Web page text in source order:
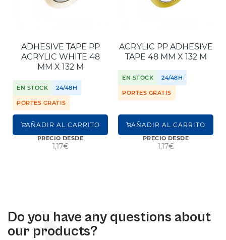
ADHESIVE TAPE PP
ACRYLIC WHITE 48
MM X 132 M
EN STOCK 24/48H
PORTES GRATIS
AÑADIR AL CARRITO
PRECIO DESDE
1,17€
ACRYLIC PP ADHESIVE
TAPE 48 MM X 132 M
EN STOCK 24/48H
PORTES GRATIS
AÑADIR AL CARRITO
PRECIO DESDE
1,17€
Do you have any questions about
our products?